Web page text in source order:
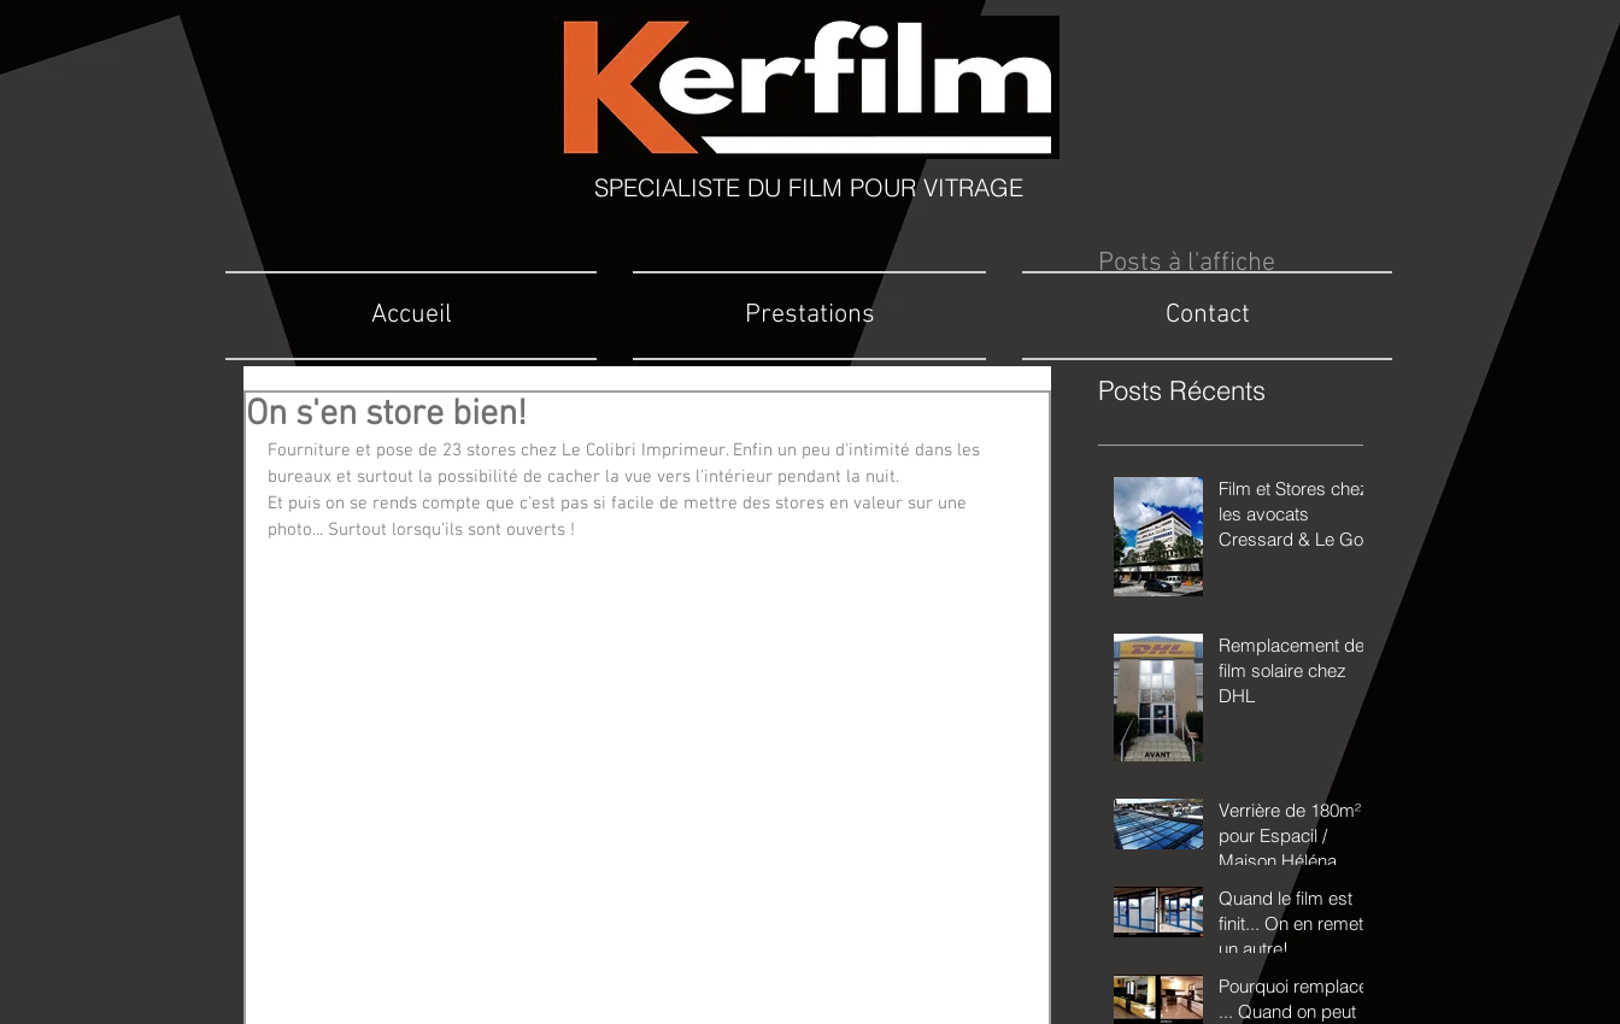
SPECIALISTE DU FILM POUR VITRAGE
Posts à l'affiche
On s'en store bien!
Fourniture et pose de 23 stores chez Le Colibri Imprimeur. Enfin un peu d'intimité dans les
bureaux et surtout la possibilité de cacher la vue vers l'intérieur pendant la nuit.
Et puis on se rends compte que c'est pas si facile de mettre des stores en valeur sur une
photo... Surtout lorsqu'ils sont ouverts !
Posts Récents
Film et Stores chez
les avocats
Cressard & Le Goff
Remplacement de
film solaire chez
DHL
Verrière de 180m²
pour Espacil /
Maison Héléna
Quand le film est
finit... On en remet
un autre!
Pourquoi remplacer
... Quand on peut
Accueil Prestations Contact